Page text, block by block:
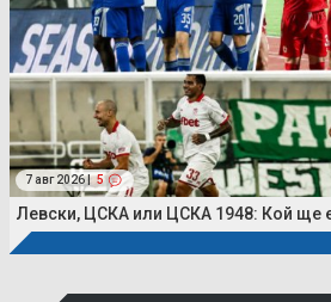
7 авг 2026 | 5
Левски, ЦСКА или ЦСКА 1948: Кой ще